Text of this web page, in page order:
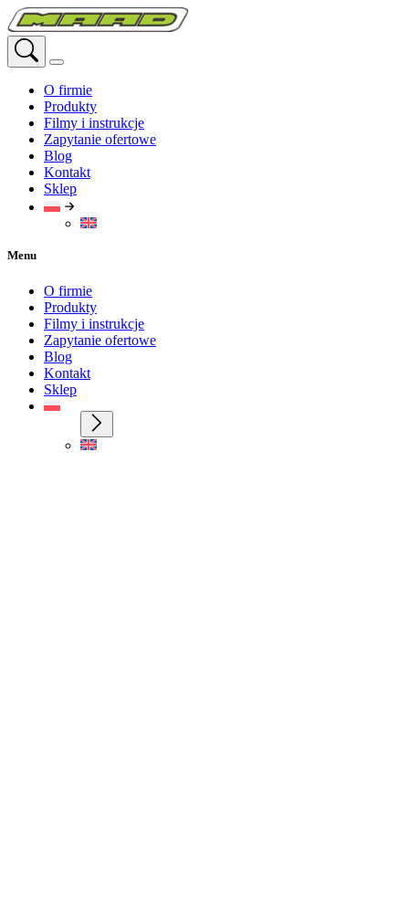
Przejdź
do
treści
O firmie
Produkty
Filmy i instrukcje
Zapytanie ofertowe
Blog
Kontakt
Sklep
Menu
O firmie
Produkty
Filmy i instrukcje
Zapytanie ofertowe
Blog
Kontakt
Sklep